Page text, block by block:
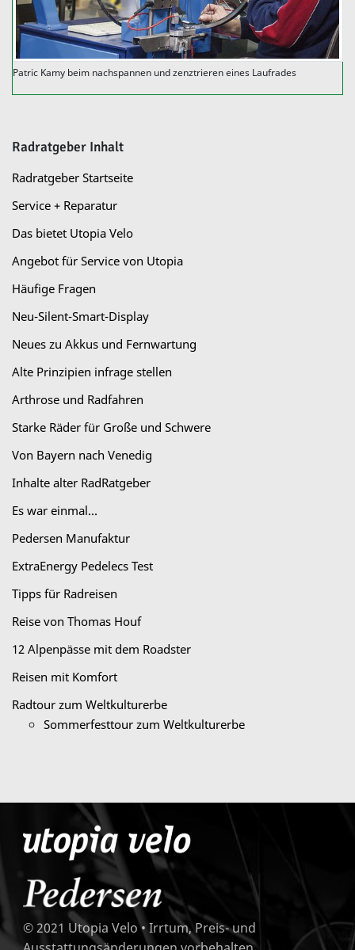
Patric Kamy beim nachspannen und zenztrieren eines Laufrades
Radratgeber Inhalt
Radratgeber Startseite
Service + Reparatur
Das bietet Utopia Velo
Angebot für Service von Utopia
Häufige Fragen
Neu-Silent-Smart-Display
Neues zu Akkus und Fernwartung
Alte Prinzipien infrage stellen
Arthrose und Radfahren
Starke Räder für Große und Schwere
Von Bayern nach Venedig
Inhalte alter RadRatgeber
Es war einmal...
Pedersen Manufaktur
ExtraEnergy Pedelecs Test
Tipps für Radreisen
Reise von Thomas Houf
12 Alpenpässe mit dem Roadster
Reisen mit Komfort
Radtour zum Weltkulturerbe
Sommerfesttour zum Weltkulturerbe
© 2021 Utopia Velo • Irrtum, Preis- und